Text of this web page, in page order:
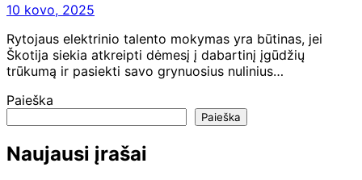
10 kovo, 2025
Rytojaus elektrinio talento mokymas yra būtinas, jei
Škotija siekia atkreipti dėmesį į dabartinį įgūdžių
trūkumą ir pasiekti savo grynuosius nulinius…
Paieška
Paieška
Naujausi įrašai